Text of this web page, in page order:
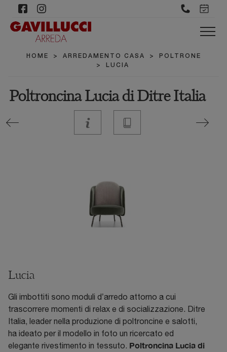
HOME > ARREDAMENTO CASA >
POLTRONE
>
LUCIA
Poltroncina Lucia di Ditre Italia
Lucia
Gli imbottiti sono moduli d’arredo attorno a cui
trascorrere momenti di relax e di socializzazione. Ditre
Italia, leader nella produzione di poltroncine e salotti,
ha ideato per il modello in foto un ricercato ed
elegante rivestimento in tessuto. Poltroncina Lucia di